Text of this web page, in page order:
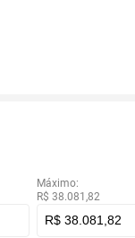
Máximo:
R$ 38.081,82